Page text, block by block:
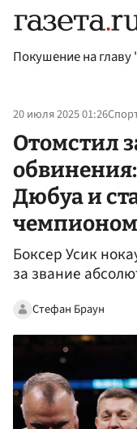
Покушение на
20 июля 2025 01:26
Отомстил
Дюбуа и
Боксер Усик
за звание
Стефан Браун